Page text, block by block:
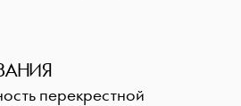
перекрестной